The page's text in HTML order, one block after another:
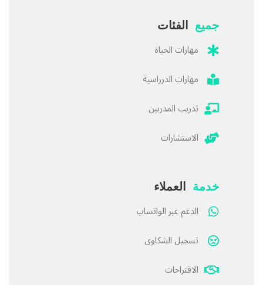
جميعالفئات
مهارات الحياة
مهارات الدرراسية
تدريب المدربين
الاستشارات
خدمةالعملاء
الدعم عبر الواتساب
تسجيل الشكاوى
الاقتراحات